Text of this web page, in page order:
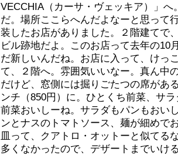
VECCHIA（カーサ・ヴェッキア）」へ
だ。場所ここらへんだよなーと思って
装したお店がありました。２階建てで
ビル跡地だよ。このお店って去年の10
だ新しいんだね。お店に入って、けっ
て、２階へ。雰囲気いいなー。真ん中
だけど、窓側には掘りごたつの席があ
ンチ（850円）に。ひとくち前菜、サ
前菜おいしーね。サラダもパンもおい
ンとナスのトマトソース、麺が細めで
皿って、クアトロ・オットーと似てる
多くなかったので、デザートまでいけ